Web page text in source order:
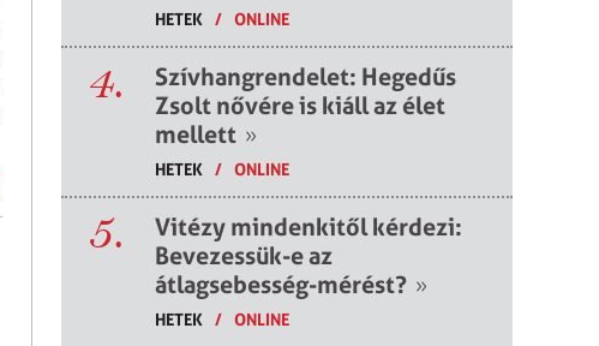
HETEK / ONLINE
4.
Szívhangrendelet: Hegedűs
Zsolt nővére is kiáll az élet
mellett »
HETEK / ONLINE
5.
Vitézy mindenkitől kérdezi:
Bevezessük-e az
átlagsebesség-mérést? »
HETEK / ONLINE